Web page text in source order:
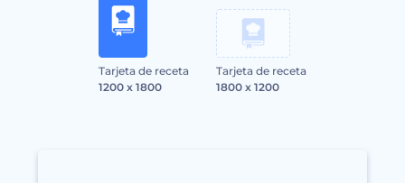
Tarjeta de receta
1200 x 1800
Tarjeta de receta
1800 x 1200